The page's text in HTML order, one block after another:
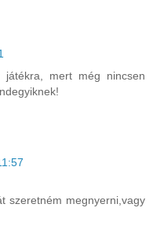
mert még nincsen
szeretném megnyerni,vagy